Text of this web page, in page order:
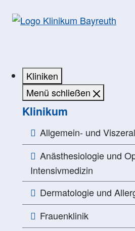
Kliniken
Menü schließen
Klinikum
Allgemein- und
Anästhesiologie und
Intensivmedizin
Dermatologie und
Frauenklinik